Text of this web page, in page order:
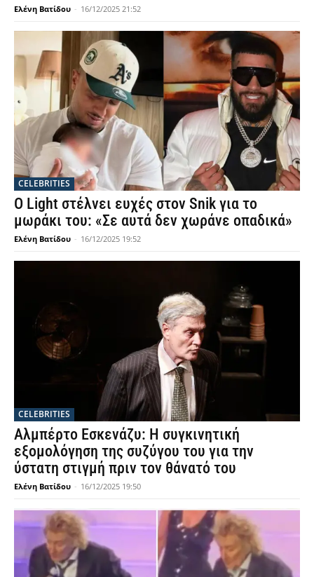
Ελένη Βατίδου - 16/12/2025 21:52
CELEBRITIES
Ο Light στέλνει ευχές στον Snik για το
μωράκι του: «Σε αυτά δεν χωράνε οπαδικά»
Ελένη Βατίδου - 16/12/2025 19:52
CELEBRITIES
Αλμπέρτο Εσκενάζυ: Η συγκινητική
εξομολόγηση της συζύγου του για την
ύστατη στιγμή πριν τον θάνατό του
Ελένη Βατίδου - 16/12/2025 19:50